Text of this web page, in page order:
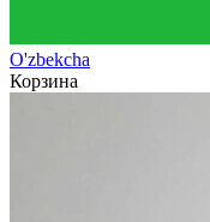
O'zbekcha
Корзина